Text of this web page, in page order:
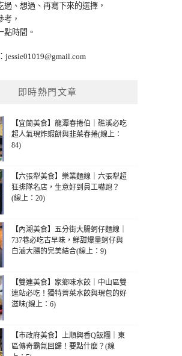
過、想過、再寫下來的選擇，
考，
點時間。
jessie01019@gmail.com
即時熱門文章
【宜蘭美食】龍潭春捲伯｜礁溪必吃
超人氣現炸蝦餅與韭菜春捲(線上：
84)
【六張犁美食】樂業麵線｜六張犁超
狂排隊名店，生意好到員工嚇跑？
(線上：20)
【內湖美食】五分街大腸蚵仔麵線｜
737巷必吃古早味，鮮甜爆量蚵仔與
白滷大腸的完美結合(線上：9)
【雙連美食】家鄉味水餃｜中山區雙
連站必吃！獨特薺菜水餃與現包的好
滋味(線上：6)
【市政府美食】上順興香Q飯糰｜東
區傳奇霸氣回歸！要點什麼？(線